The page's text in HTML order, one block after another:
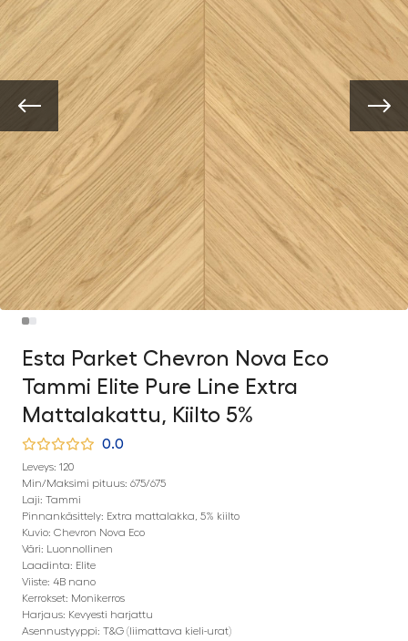
Esta Parket Chevron Nova Eco
Tammi Elite Pure Line Extra
Mattalakattu, Kiilto 5%
0.0
Leveys: 120
Min/Maksimi pituus: 675/675
Laji: Tammi
Pinnankäsittely: Extra mattalakka, 5% kiilto
Kuvio: Chevron Nova Eco
Väri: Luonnollinen
Laadinta: Elite
Viiste: 4B nano
Kerrokset: Monikerros
Harjaus: Kevyesti harjattu
Asennustyyppi: T&G (liimattava kieli-urat)